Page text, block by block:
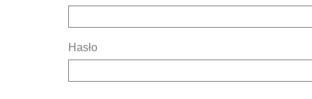
Hasło